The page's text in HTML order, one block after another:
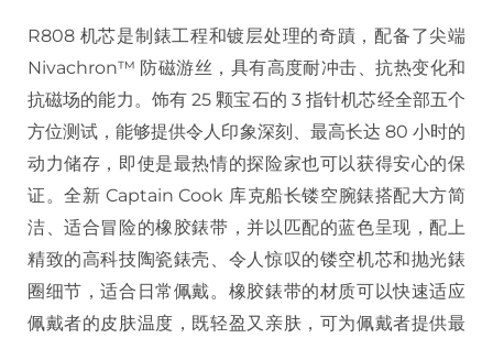
R808 机芯是制錶工程和镀层处理的奇蹟，配备了尖端
Nivachron™ 防磁游丝，具有高度耐冲击、抗热变化和
抗磁场的能力。饰有 25 颗宝石的 3 指针机芯经全部五个
方位测试，能够提供令人印象深刻、最高长达 80 小时的
动力储存，即使是最热情的探险家也可以获得安心的保
证。全新 Captain Cook 库克船长镂空腕錶搭配大方简
洁、适合冒险的橡胶錶带，并以匹配的蓝色呈现，配上
精致的高科技陶瓷錶壳、令人惊叹的镂空机芯和抛光錶
圈细节，适合日常佩戴。橡胶錶带的材质可以快速适应
佩戴者的皮肤温度，既轻盈又亲肤，可为佩戴者提供最